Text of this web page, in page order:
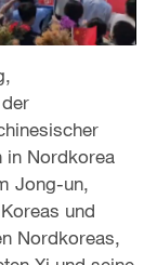
in Nordkorea
Jong-un,
und
Nordkoreas,